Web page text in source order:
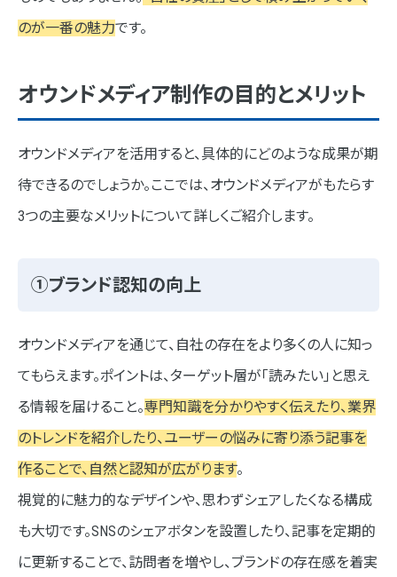
のが一番の魅力です。
オウンドメディア制作の目的とメリット
オウンドメディアを活用すると、具体的にどのような成果が期
待できるのでしょうか。ここでは、オウンドメディアがもたらす
3つの主要なメリットについて詳しくご紹介します。
①ブランド認知の向上
オウンドメディアを通じて、自社の存在をより多くの人に知っ
てもらえます。ポイントは、ターゲット層が「読みたい」と思え
る情報を届けること。専門知識を分かりやすく伝えたり、業界
のトレンドを紹介したり、ユーザーの悩みに寄り添う記事を
作ることで、自然と認知が広がります。
視覚的に魅力的なデザインや、思わずシェアしたくなる構成
も大切です。SNSのシェアボタンを設置したり、記事を定期的
に更新することで、訪問者を増やし、ブランドの存在感を着実